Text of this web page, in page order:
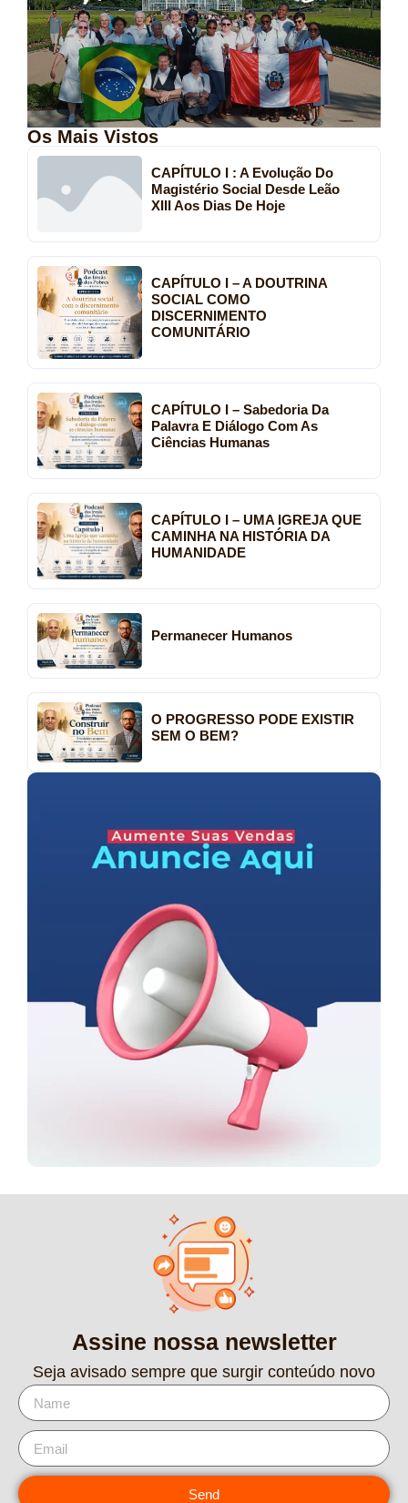
Os Mais Vistos
CAPÍTULO I : A Evolução Do
Magistério Social Desde Leão
XIII Aos Dias De Hoje
CAPÍTULO I – A DOUTRINA
SOCIAL COMO
DISCERNIMENTO
COMUNITÁRIO
CAPÍTULO I – Sabedoria Da
Palavra E Diálogo Com As
Ciências Humanas
CAPÍTULO I – UMA IGREJA QUE
CAMINHA NA HISTÓRIA DA
HUMANIDADE
Permanecer Humanos
O PROGRESSO PODE EXISTIR
SEM O BEM?
Assine nossa newsletter
Seja avisado sempre que surgir conteúdo novo
Send